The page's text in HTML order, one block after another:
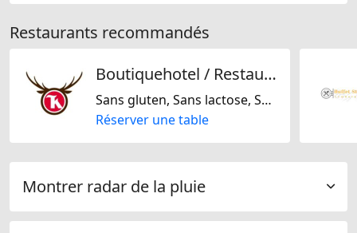
Restaurants recommandés
Boutiquehotel / Restaurant Walliserkanne
Sans gluten, Sans lactose, Suisse, Régionale, Europe Centrale, Européene
Réserver une table
Montrer radar de la pluie